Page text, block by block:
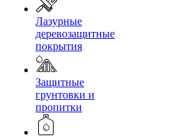
Лазурные
деревозащитные
покрытия
Защитные
грунтовки и
пропитки